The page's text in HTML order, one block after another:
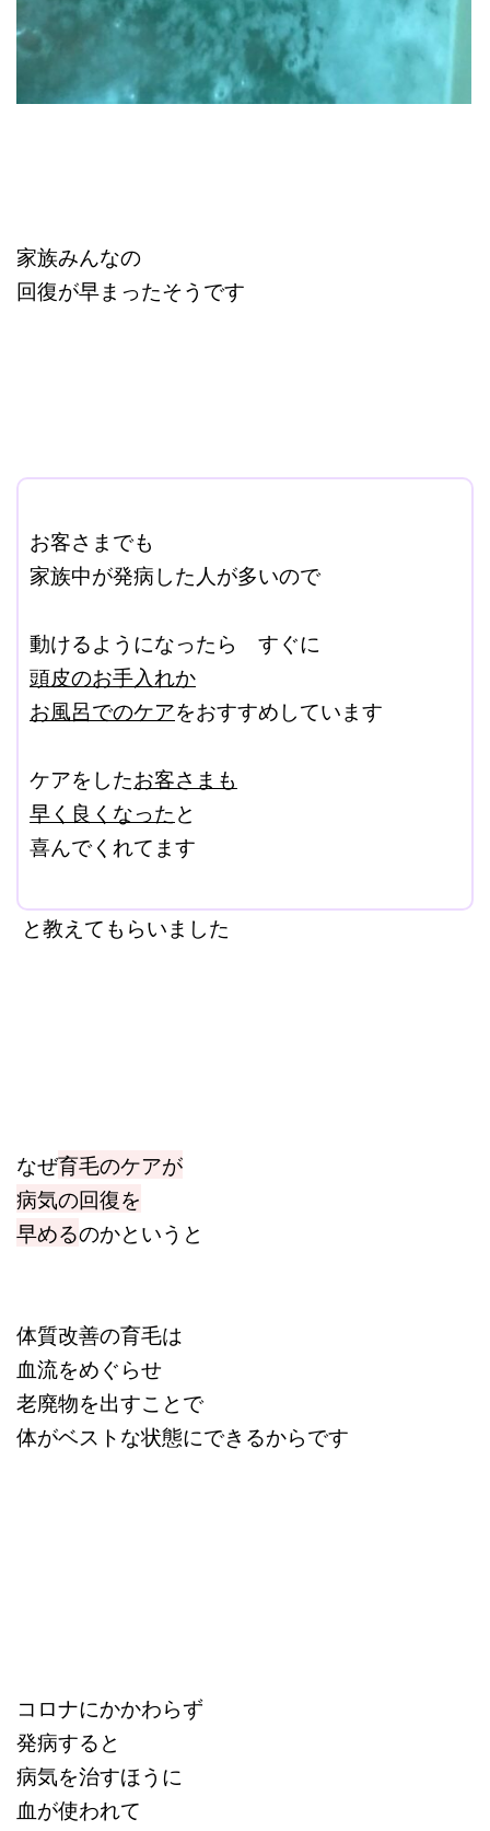
家族みんなの
回復が早まったそうです
お客さまでも
家族中が発病した人が多いので
動けるようになったら すぐに
頭皮のお手入れか
お風呂でのケアをおすすめしています
ケアをしたお客さまも
早く良くなったと
喜んでくれてます
と教えてもらいました
なぜ育毛のケアが
病気の回復を
早めるのかというと
体質改善の育毛は
血流をめぐらせ
老廃物を出すことで
体がベストな状態にできるからです
コロナにかかわらず
発病すると
病気を治すほうに
血が使われて